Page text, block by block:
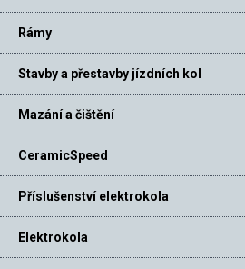
Rámy
Stavby a přestavby jízdních kol
Mazání a čištění
CeramicSpeed
Příslušenství elektrokola
Elektrokola